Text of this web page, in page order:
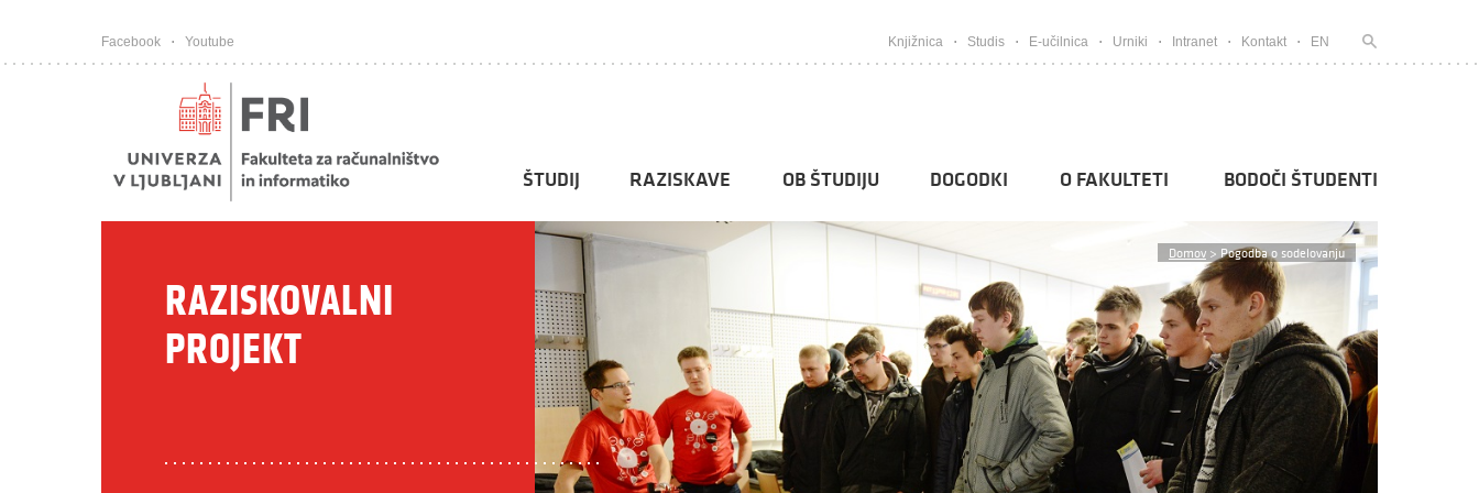
Facebook Youtube Knjižnica Studis E-učilnica Urniki Intranet Kontakt EN
ŠTUDIJ RAZISKAVE OB ŠTUDIJU DOGODKI O FAKULTETI BODOČI ŠTUDENTI
Domov > Pogodba o sodelovanju
RAZISKOVALNI
PROJEKT